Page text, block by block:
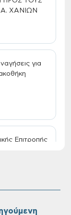
ΧΑΝΙΩΝ
για
Επιτροπής